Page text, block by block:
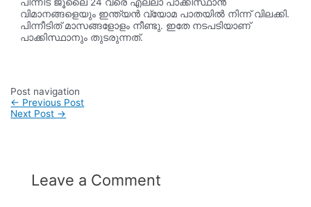
വിമാനങ്ങളെയും ഇന്ത്യൻ വ്യോമ പാതയിൽ നിന്ന് വിലക്കി.
പിന്നീടിത് മാസങ്ങളോളം നീണ്ടു. ഇതേ നടപടിയാണ്
പാക്കിസ്ഥാനും തുടരുന്നത്.
Post navigation
← Previous Post
Next Post →
Leave a Comment